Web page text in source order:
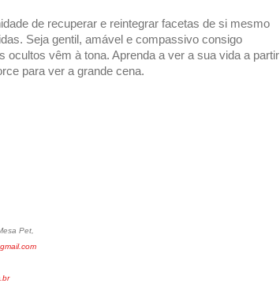
de recuperar e reintegrar facetas de si mesmo
Seja gentil, amável e compassivo consigo
vêm à tona. Aprenda a ver a sua vida a partir
para ver a grande cena.
Pet,